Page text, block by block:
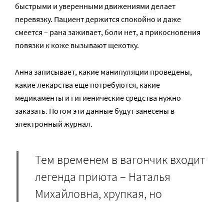
быстрыми и уверенными движениями делает
перевязку. Пациент держится спокойно и даже
смеется – рана заживает, боли нет, а прикосновения
повязки к коже вызывают щекотку.
Анна записывает, какие манипуляции проведены,
какие лекарства еще потребуются, какие
медикаменты и гигиенические средства нужно
заказать. Потом эти данные будут занесены в
электронный журнал.
Тем временем в вагончик входит
легенда приюта – Наталья
Михайловна, хрупкая, но